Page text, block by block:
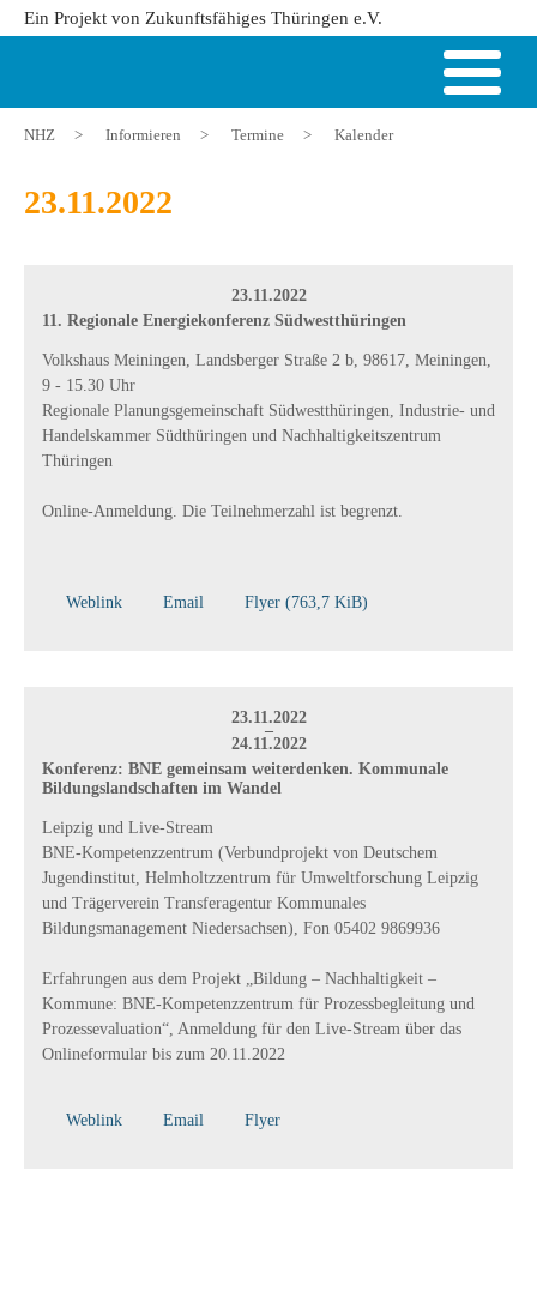
Ein Projekt von Zukunftsfähiges Thüringen e.V.
NHZ > Informieren > Termine > Kalender
23.11.2022
23.11.2022
–
24.11.2022
Konferenz: BNE gemeinsam weiterdenken. Kommunale
Bildungs­land­schaften im Wandel
Leipzig und Live-Stream
BNE-Kompetenzzentrum (Verbundprojekt von Deutschem
Jugendinstitut, Helmholtzzentrum für Umweltforschung Leipzig
und Trägerverein Transferagentur Kommunales
Bildungsmanagement Niedersachsen), Fon 05402 9869936
Erfahrungen aus dem Projekt „Bildung – Nachhaltigkeit –
Kommune: BNE-Kompetenz­zentrum für Prozess­begleitung und
Prozess­evaluation“, Anmeldung für den Live-Stream über das
Onlineformular bis zum 20.11.2022
Weblink Email Flyer
23.11.2022
11. Regionale Energiekonferenz Südwestthüringen
Volkshaus Meiningen, Landsberger Straße 2 b, 98617, Meiningen,
9 - 15.30 Uhr
Regionale Planungsgemeinschaft Südwestthüringen, Industrie- und
Handelskammer Südthüringen und Nachhaltigkeitszentrum
Thüringen
Online-Anmeldung. Die Teilnehmerzahl ist begrenzt.
Weblink Email Flyer (763,7 KiB)